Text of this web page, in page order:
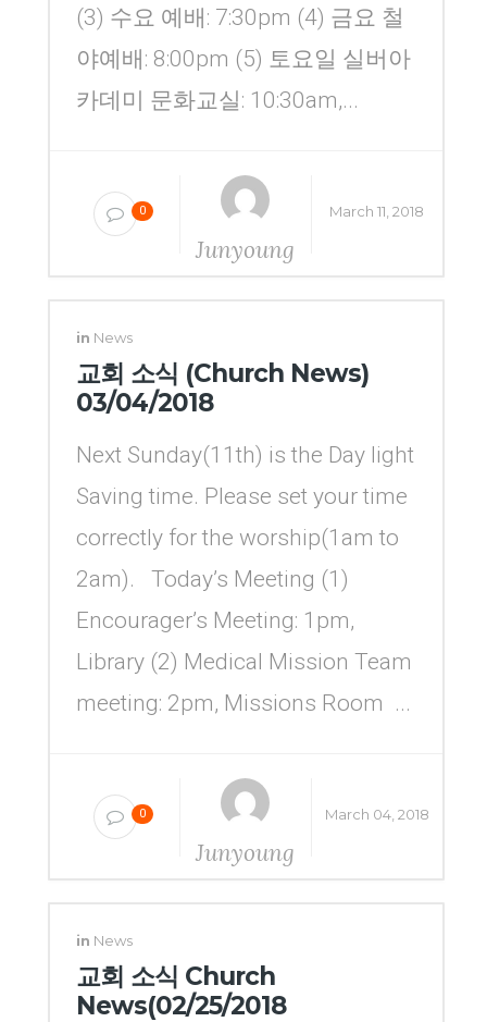
(3) 수요 예배: 7:30pm (4) 금요 철
야예배: 8:00pm (5) 토요일 실버아
카데미 문화교실: 10:30am,...
0
Junyoung
March 11, 2018
in News
교회 소식 (Church News)
03/04/2018
Next Sunday(11th) is the Day light
Saving time. Please set your time
correctly for the worship(1am to
2am). Today’s Meeting (1)
Encourager’s Meeting: 1pm,
Library (2) Medical Mission Team
meeting: 2pm, Missions Room ...
0
Junyoung
March 04, 2018
in News
교회 소식 Church
News(02/25/2018